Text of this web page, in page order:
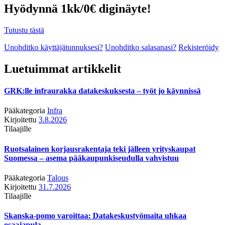
Hyödynnä 1kk/0€ diginäyte!
Tutustu tästä
Unohditko käyttäjätunnuksesi? Unohditko salasanasi? Rekisteröidy
Luetuimmat artikkelit
GRK:lle infraurakka datakeskuksesta – työt jo käynnissä
Pääkategoria Infra
Kirjoitettu 3.8.2026
Tilaajille
Ruotsalainen korjausrakentaja teki jälleen yrityskaupat
Suomessa – asema pääkaupunkiseudulla vahvistuu
Pääkategoria Talous
Kirjoitettu 31.7.2026
Tilaajille
Skanska-pomo varoittaa: Datakeskustyömaita uhkaa